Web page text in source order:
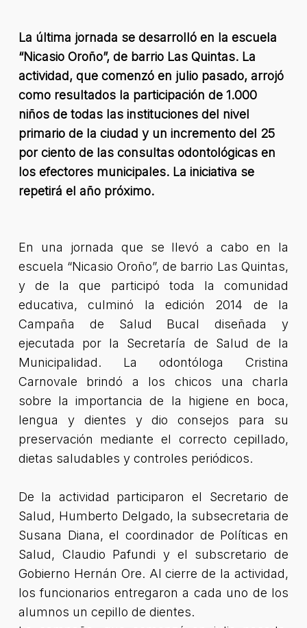
La última jornada se desarrolló en la escuela
“Nicasio Oroño”, de barrio Las Quintas. La
actividad, que comenzó en julio pasado, arrojó
como resultados la participación de 1.000
niños de todas las instituciones del nivel
primario de la ciudad y un incremento del 25
por ciento de las consultas odontológicas en
los efectores municipales. La iniciativa se
repetirá el año próximo.
En una jornada que se llevó a cabo en la
escuela “Nicasio Oroño”, de barrio Las Quintas,
y de la que participó toda la comunidad
educativa, culminó la edición 2014 de la
Campaña de Salud Bucal diseñada y
ejecutada por la Secretaría de Salud de la
Municipalidad. La odontóloga Cristina
Carnovale brindó a los chicos una charla
sobre la importancia de la higiene en boca,
lengua y dientes y dio consejos para su
preservación mediante el correcto cepillado,
dietas saludables y controles periódicos.
De la actividad participaron el Secretario de
Salud, Humberto Delgado, la subsecretaria de
Susana Diana, el coordinador de Políticas en
Salud, Claudio Pafundi y el subscretario de
Gobierno Hernán Ore. Al cierre de la actividad,
los funcionarios entregaron a cada uno de los
alumnos un cepillo de dientes.